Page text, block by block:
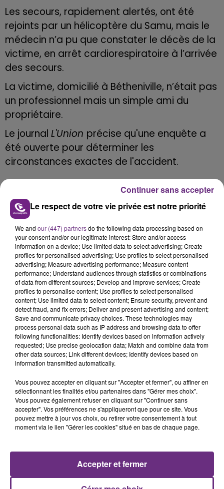
Les secours, rapidement alertés, ont été
rejoints par un hélicoptère du Samu, mais le
médecin n’a pu que constater le décès de la
victime, en arrêt cardiorespiratoire à l’arrivée
des secours.
La victime, domicilié à Bétheniville, n’était pas
un professionnel mais un simple ami du
propriétaire.
Le journal L'Union précise qu'une enquête a
été ouverte pour déterminer les
circonstances exactes de l'accident.
FIL D'ACTU
5 août 2026
UN FEU DE REMORQUE BLOQUE LA
CIRCULATION DANS LES ARDENNES
Un feu de remorque s'est déclaré ce mercredi en
5 août 2026
VENEZ FÊTER CE WEEK-END
L'ANNIVERSAIRE DE WOINIC
Ce samedi 8 août sera un grand jour :
Le respect de votre vie privée est notre priorité
We and our (447) partnersdo the following data processing based on
your consent and/or our legitimate interest: Store and/or access
information on a device; Use limited data to select advertising; Create
profiles for personalised advertising; Use profiles to select personalised
advertising; Measure advertising performance; Measure content
performance; Understand audiences through statistics or combinations
of data from different sources; Develop and improve services; Create
profiles to personalise content; Use profiles to select personalised
content; Use limited data to select content; Ensure security, prevent and
detect fraud, and fix errors; Deliver and present advertising and content;
Save and communicate privacy choices. These technologies may
process personal data such as IP address and browsing data to offer
following functionalities: Identify devices based on information actively
requested; Use precise geolocation data; Match and combine data from
other data sources; Link different devices; Identify devices based on
information transmitted automatically.
Vous pouvez accepter en cliquant sur "Accepter et fermer", ou affiner en
sélectionnant les finalités et/ou partenaires dans "Gérer mes choix".
Vous pouvez également refuser en cliquant sur "Continuer sans
accepter". Vos préférences ne s'appliqueront que pour ce site. Vous
pouvez mettre à jour vos choix, ou retirer votre consentement à tout
moment via le lien "Gérer les cookies" situé en bas de chaque page.
Accepter et fermer
Continuer sans accepter